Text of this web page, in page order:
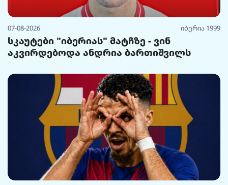
07-08-2026 იბერია 1999
სკაუტები "იბერიას" მატჩზე - ვინ
აკვირდებოდა ანდრია ბართიშვილს